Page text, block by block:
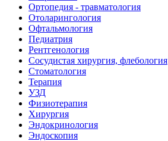
Ортопедия - травматология
Отоларингология
Офтальмология
Педиатрия
Рентгенология
Сосудистая хирургия, флебология
Стоматология
Терапия
УЗД
Физиотерапия
Хирургия
Эндокринология
Эндоскопия